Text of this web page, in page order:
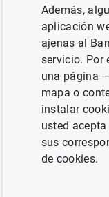
finalistas,Además,
aplicación
ajenas al
servicio. Por
una página
mapa o
instalar
usted
sus
de cookies.